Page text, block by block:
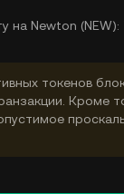
на Newton (NEW):
токенов
Кроме